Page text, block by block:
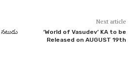
Next article
‘World of Vasudev’ KA to be
Released on AUGUST 19th